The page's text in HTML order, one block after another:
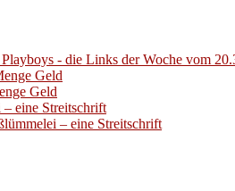
- die Links der Woche vom
Geld
Geld
eine Streitschrift
– eine Streitschrift